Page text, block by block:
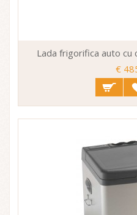
Lada frigorifica auto
€